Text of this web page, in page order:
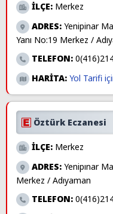
İLÇE: Merkez
ADRES: Yenipinar
Yanı No:19 Merkez /
TELEFON:
HARİTA: Yol Tarifi
Öztürk Eczanesi
İLÇE: Merkez
ADRES: Yenipınar
Merkez / Adıyaman
TELEFON: